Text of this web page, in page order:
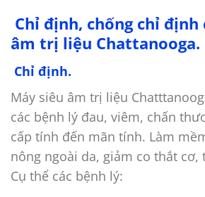
Chỉ định, chống chỉ định
âm trị liệu Chattanooga.
Chỉ định.
Máy siêu âm trị liệu
các bệnh lý đau, viêm, chấn
cấp tính đến mãn tính. Làm
nông ngoài da, giảm co thắt cơ,
Cụ thể các bệnh lý: